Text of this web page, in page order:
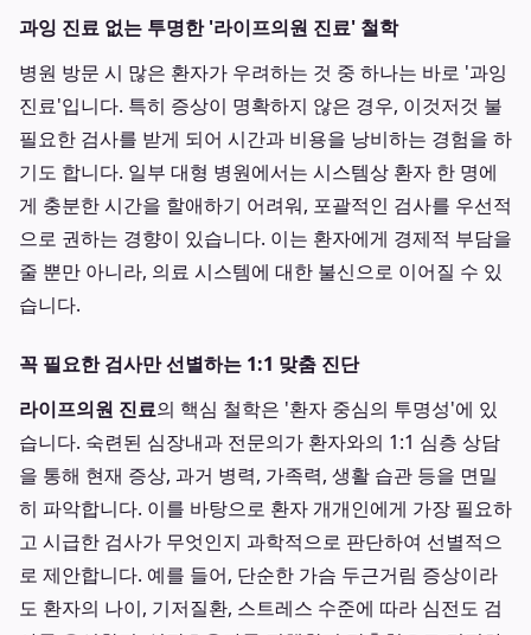
과잉 진료 없는 투명한 '라이프의원 진료' 철학
병원 방문 시 많은 환자가 우려하는 것 중 하나는 바로 '과잉
진료'입니다. 특히 증상이 명확하지 않은 경우, 이것저것 불
필요한 검사를 받게 되어 시간과 비용을 낭비하는 경험을 하
기도 합니다. 일부 대형 병원에서는 시스템상 환자 한 명에
게 충분한 시간을 할애하기 어려워, 포괄적인 검사를 우선적
으로 권하는 경향이 있습니다. 이는 환자에게 경제적 부담을
줄 뿐만 아니라, 의료 시스템에 대한 불신으로 이어질 수 있
습니다.
꼭 필요한 검사만 선별하는 1:1 맞춤 진단
라이프의원 진료의 핵심 철학은 '환자 중심의 투명성'에 있
습니다. 숙련된 심장내과 전문의가 환자와의 1:1 심층 상담
을 통해 현재 증상, 과거 병력, 가족력, 생활 습관 등을 면밀
히 파악합니다. 이를 바탕으로 환자 개개인에게 가장 필요하
고 시급한 검사가 무엇인지 과학적으로 판단하여 선별적으
로 제안합니다. 예를 들어, 단순한 가슴 두근거림 증상이라
도 환자의 나이, 기저질환, 스트레스 수준에 따라 심전도 검